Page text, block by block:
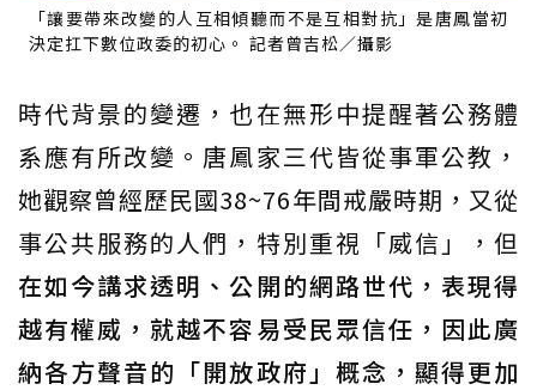
「讓要帶來改變的人互相傾聽而不是互相對抗」是唐鳳當初
決定扛下數位政委的初心。 記者曾吉松／攝影
時代背景的變遷，也在無形中提醒著公務體
系應有所改變。唐鳳家三代皆從事軍公教，
她觀察曾經歷民國38~76年間戒嚴時期，又從
事公共服務的人們，特別重視「威信」，但
在如今講求透明、公開的網路世代，表現得
越有權威，就越不容易受民眾信任，因此廣
納各方聲音的「開放政府」概念，顯得更加